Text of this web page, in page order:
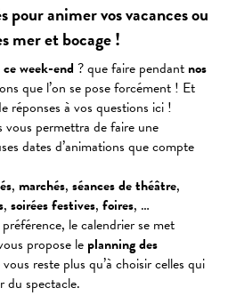
pour animer vos vacances ou
mer et bocage !
ce week-end ? que faire pendant nos
que l’on se pose forcément ! Et
réponses à vos questions ici !
vous permettra de faire une
dates d’animations que compte
, marchés, séancesdethéâtre,
, soiréesfestives, foires, …
le calendrier se met
propose le planning des
reste plus qu’à choisir celles qui
du spectacle.